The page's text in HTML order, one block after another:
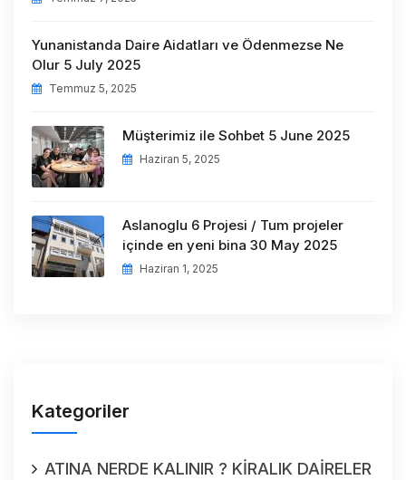
Yunanistanda Daire Aidatları ve Ödenmezse Ne
Olur 5 July 2025
Temmuz 5, 2025
Müşterimiz ile Sohbet 5 June 2025
Haziran 5, 2025
Aslanoglu 6 Projesi / Tum projeler
içinde en yeni bina 30 May 2025
Haziran 1, 2025
Kategoriler
ATINA NERDE KALINIR ? KİRALIK DAİRELER